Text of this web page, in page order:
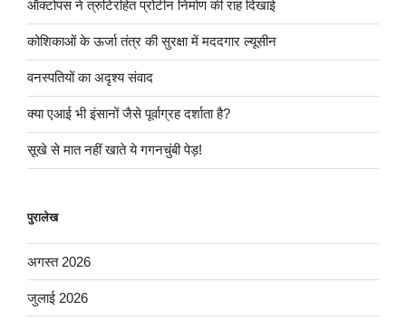
ऑक्टोपस ने त्रुटिरहित प्रोटीन निर्माण की राह दिखाई
कोशिकाओं के ऊर्जा तंत्र की सुरक्षा में मददगार ल्यूसीन
वनस्पतियों का अदृश्य संवाद
क्या एआई भी इंसानों जैसे पूर्वाग्रह दर्शाता है?
सूखे से मात नहीं खाते ये गगनचुंबी पेड़!
पुरालेख
अगस्त 2026
जुलाई 2026